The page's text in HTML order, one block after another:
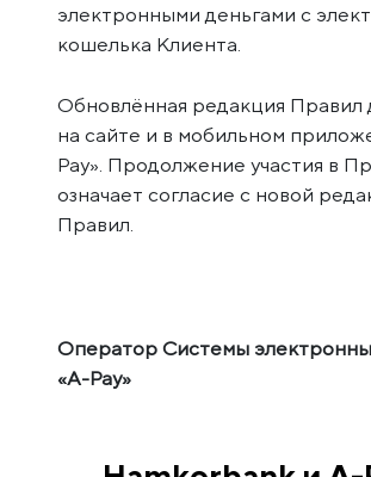
электронными деньгами с
кошелька Клиента.
Обновлённая редакция Правил
на сайте и в мобильном
Pay». Продолжение участия в
означает согласие с новой
Правил.
Оператор Системы
«A-Pay»